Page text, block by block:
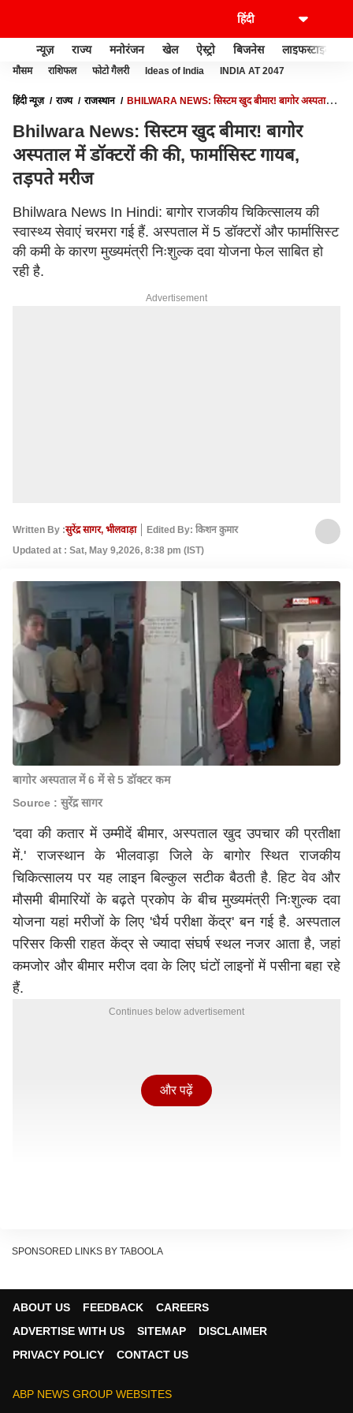
न्यूज़ राज्य मनोरंजन खेल ऐस्ट्रो बिजनेस लाइफस्टाइल
मौसम राशिफल फोटो गैलरी Ideas of India INDIA AT 2047
हिंदी न्यूज़ राज्य राजस्थान
BHILWARA NEWS: सिस्टम खुद बीमार! बागोर अस्पताल में
Bhilwara News: सिस्टम खुद बीमार! बागोर
अस्पताल में डॉक्टरों की की, फार्मासिस्ट गायब,
तड़पते मरीज
Bhilwara News In Hindi: बागोर राजकीय चिकित्सालय की
स्वास्थ्य सेवाएं चरमरा गई हैं. अस्पताल में 5 डॉक्टरों और फार्मासिस्ट
की कमी के कारण मुख्यमंत्री निःशुल्क दवा योजना फेल साबित हो
रही है.
Advertisement
Written By :सुरेंद्र सागर, भीलवाड़ा
Edited By: किशन कुमार
Updated at : Sat, May 9,2026, 8:38 pm (IST)
बागोर अस्पताल में 6 में से 5 डॉक्टर कम
Source : सुरेंद्र सागर
'दवा की कतार में उम्मीदें बीमार, अस्पताल खुद उपचार की प्रतीक्षा
में.' राजस्थान के भीलवाड़ा जिले के बागोर स्थित राजकीय
चिकित्सालय पर यह लाइन बिल्कुल सटीक बैठती है. हिट वेव और
मौसमी बीमारियों के बढ़ते प्रकोप के बीच मुख्यमंत्री निःशुल्क दवा
योजना यहां मरीजों के लिए 'धैर्य परीक्षा केंद्र' बन गई है. अस्पताल
परिसर किसी राहत केंद्र से ज्यादा संघर्ष स्थल नजर आता है, जहां
कमजोर और बीमार मरीज दवा के लिए घंटों लाइनों में पसीना बहा रहे
हैं.
Continues below advertisement
अभाव. पिछले पांच दिनों से यहां के एकमात्र फार्मासिस्ट राजेश कुमार
और पढ़ें
SPONSORED LINKS BY TABOOLA
ABOUT US FEEDBACK
CAREERS
ADVERTISE WITH US
SITEMAP
DISCLAIMER
PRIVACY POLICY
CONTACT US
ABP NEWS GROUP WEBSITES